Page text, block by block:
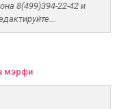
8(499)394-22-42 и
мэрфи